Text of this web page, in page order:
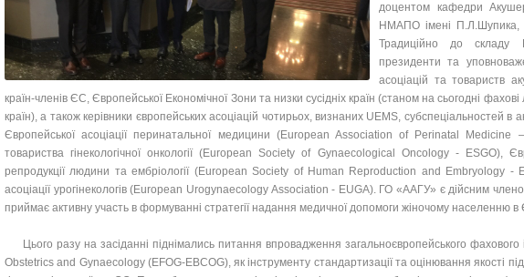
доцентом кафедри
НМАПО імені П.Л.Шупика,
Традиційно до складу
президенти та
асоціацій та товариств
країн-членів ЄС, Європейської Економічної Зони та низки сусідніх країн (станом на сьогодні фахові
країн), а також керівники європейських асоціацій чотирьох, визнаних UEMS, субспеціальностей в
Європейської асоціації перинатальної медицини (European Association of Perinatal Medicine
товариства гінекологічної онкології (European Society of Gynaecological Oncology - ESGO),
репродукції людини та ембріології (European Society of Human Reproduction and Embryology -
асоціації урогінекологів (European Urogynaecology Association - EUGA). ГО «ААГУ» є дійсним
приймає активну участь в формуванні стратегії надання медичної допомоги жіночому населенню в
Цього разу на засіданні піднімались питання впровадження загальноєвропейського
Obstetrics and Gynaecology (EFOG-EBCOG), як інструменту стандартизації та оцінювання якості